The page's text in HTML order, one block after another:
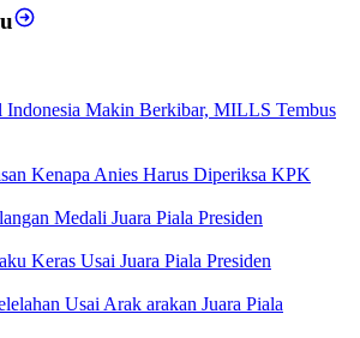
Indonesia Makin Berkibar, MILLS Tembus
Kenapa Anies Harus Diperiksa KPK
Medali Juara Piala Presiden
Keras Usai Juara Piala Presiden
Usai Arak arakan Juara Piala